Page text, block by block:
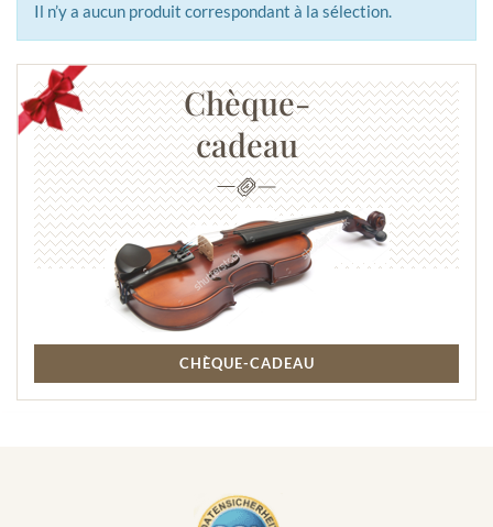
Il n’y a aucun produit correspondant à la sélection.
Chèque-
cadeau
CHÈQUE-CADEAU